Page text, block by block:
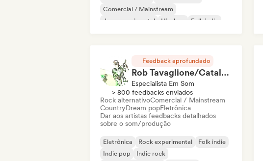
Comercial / Mainstream
Jazz experimental
Hip-hop
Folk indie
Feedback aprofundado
Rob Tavaglione/Catalyst Recording
Especialista Em Som
> 800 feedbacks enviados
Rock alternativoComercial / Mainstream
CountryDream popEletrônica
Dar aos artistas feedbacks detalhados
sobre o som/produção
Eletrônica Rock experimental
Folk indie
Indie pop
Indie rock